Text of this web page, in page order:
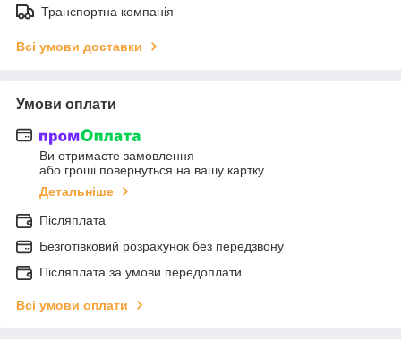
Транспортна компанія
Всі умови доставки
Умови оплати
Ви отримаєте замовлення
або гроші повернуться на вашу картку
Детальніше
Післяплата
Безготівковий розрахунок без передзвону
Післяплата за умови передоплати
Всі умови оплати